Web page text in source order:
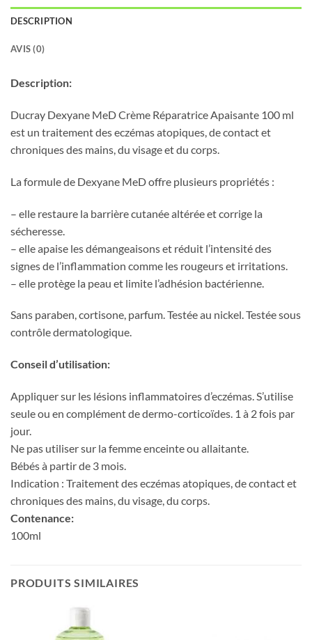
DESCRIPTION
AVIS (0)
Description:
Ducray Dexyane MeD Crème Réparatrice Apaisante 100 ml
est un traitement des eczémas atopiques, de contact et
chroniques des mains, du visage et du corps.
La formule de Dexyane MeD offre plusieurs propriétés :
– elle restaure la barrière cutanée altérée et corrige la
sécheresse.
– elle apaise les démangeaisons et réduit l’intensité des
signes de l’inflammation comme les rougeurs et irritations.
– elle protège la peau et limite l’adhésion bactérienne.
Sans paraben, cortisone, parfum. Testée au nickel. Testée sous
contrôle dermatologique.
Conseil d’utilisation:
Appliquer sur les lésions inflammatoires d’eczémas. S’utilise
seule ou en complément de dermo-corticoïdes. 1 à 2 fois par
jour.
Ne pas utiliser sur la femme enceinte ou allaitante.
Bébés à partir de 3 mois.
Indication : Traitement des eczémas atopiques, de contact et
chroniques des mains, du visage, du corps.
Contenance:
100ml
PRODUITS SIMILAIRES